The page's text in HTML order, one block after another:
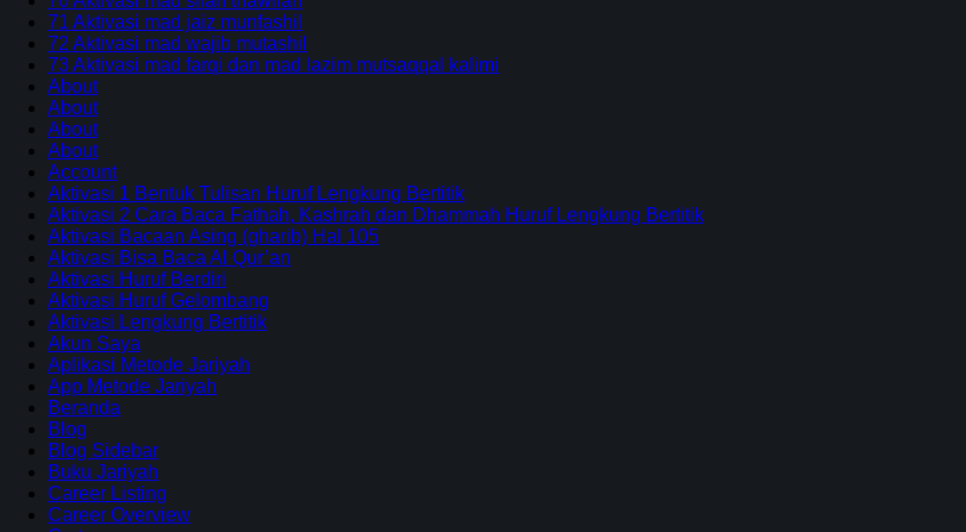
71 Aktivasi mad jaiz munfashil
72 Aktivasi mad wajib mutashil
73 Aktivasi mad farqi dan mad lazim mutsaqqal kalimi
About
About
About
About
Account
Aktivasi 1 Bentuk Tulisan Huruf Lengkung Bertitik
Aktivasi 2 Cara Baca Fathah, Kashrah dan Dhammah Huruf Lengkung Bertitik
Aktivasi Bacaan Asing (gharib) Hal 105
Aktivasi Bisa Baca Al Qur’an
Aktivasi Huruf Berdiri
Aktivasi Huruf Gelombang
Aktivasi Lengkung Bertitik
Akun Saya
Aplikasi Metode Jariyah
App Metode Jariyah
Beranda
Blog
Blog Sidebar
Buku Jariyah
Career Listing
Career Overview